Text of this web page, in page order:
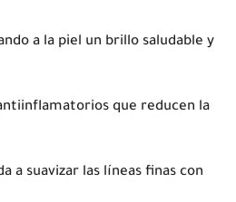
a la piel un brillo saludable y
que reducen la
a suavizar las líneas finas con